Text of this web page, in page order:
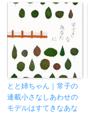
とと姉ちゃん｜常子の
連載小さなしあわせの
モデルはすてきなあな